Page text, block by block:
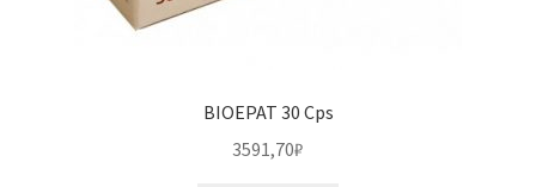
BIOEPAT 30 Cps
3591,70₽